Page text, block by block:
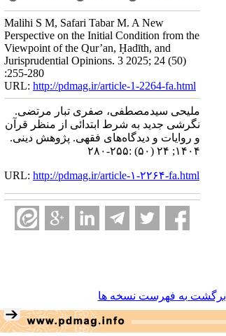
Malihi S M, Safari Tabar M. A New
Perspective on the Initial Condition from the
Viewpoint of the Qur’an, Ḥadīth, and
Jurisprudential Opinions. 3 2025; 24 (50)
:255-280
URL: http://pdmag.ir/article-1-2264-fa.html
ملیحی سیدمصطفی، صفری تبار مرتضی.
نگرشی جدید به شرط ابتدائی از منظر قرآن
و روایات و دیدگاه‌های فقهی. پژوهش دینی.
۱۴۰۴; ۲۴ (۵۰) :۲۵۵-۲۸۰
URL: http://pdmag.ir/article-۱-۲۲۶۴-fa.html
برگشت به فهرست نسخه ها